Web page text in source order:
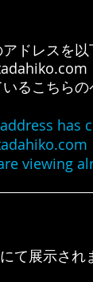
ドレスを
るこちら
has
viewing
て展示され